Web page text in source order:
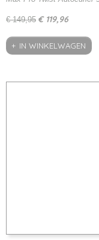
€ 149,95 € 119,96
IN WINKELWAGEN